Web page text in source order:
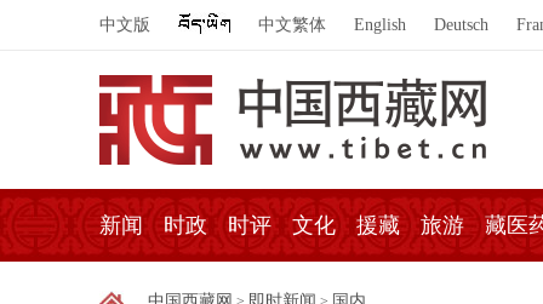
中文版 中文繁体 English Deutsch
新闻 时政 时评 文化 援藏 旅游 藏医